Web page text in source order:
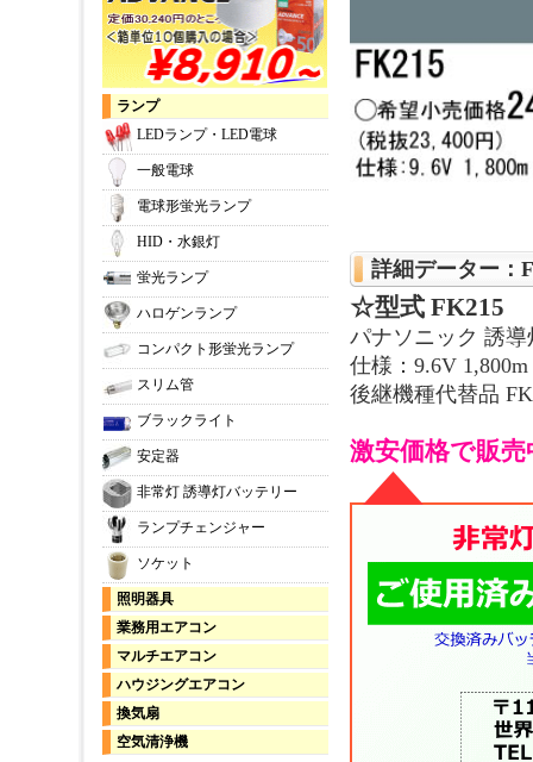
詳細データー：
☆型式 FK215
パナソニック 誘
仕様：9.6V 1,800m
後継機種代替品
激安価格で販売
ランプ
LEDランプ・LED電球
一般電球
電球形蛍光ランプ
HID・水銀灯
蛍光ランプ
ハロゲンランプ
コンパクト形蛍光ランプ
スリム管
ブラックライト
安定器
非常灯 誘導灯バッテリー
ランプチェンジャー
ソケット
照明器具
業務用エアコン
マルチエアコン
ハウジングエアコン
換気扇
空気清浄機